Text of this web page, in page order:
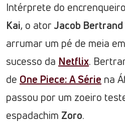
Intérprete do encrenqueiro
Kai, o ator Jacob Bertrand
arrumar um pé de meia
sucesso da Netflix.
de One Piece: A Série na
passou por um zoeiro
espadachim Zoro.